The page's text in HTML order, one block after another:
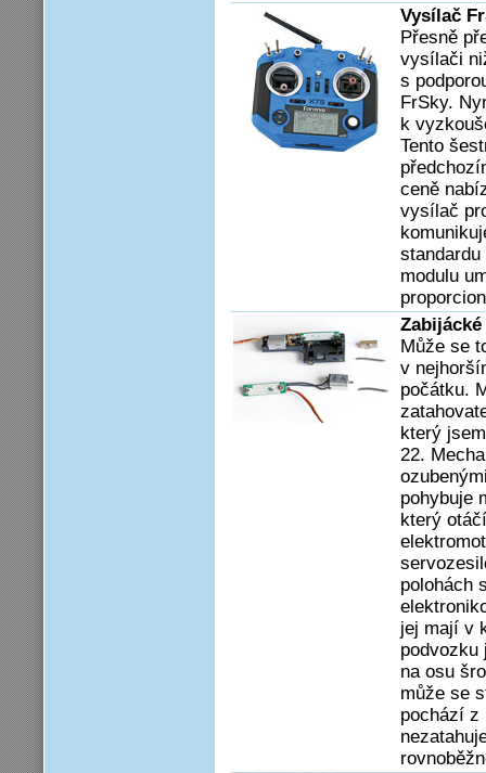
Vysílač
Přesně
vysílači
s
FrSky.
k
Tento
ceně
vysílač
modulu
Může se
v
počátku.
který
22.
pohybuje
který
polohách
jej mají v
podvozku
na osu
může se
pochází z